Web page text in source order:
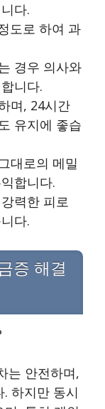
다.
도로 하여 과
경우 의사와
니다.
며, 24시간
유지에 좋습
대로의 메밀
합니다.
력한 피로
다.
증 해결
는 안전하며,
하지만 동시